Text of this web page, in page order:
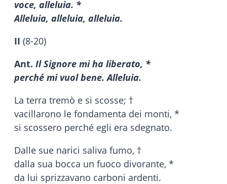
voce, alleluia. *
Alleluia, alleluia, alleluia.
II (8-20)
Ant. Il Signore mi ha liberato, *
perché mi vuol bene. Alleluia.
La terra tremò e si scosse; †
vacillarono le fondamenta dei monti, *
si scossero perché egli era sdegnato.
Dalle sue narici saliva fumo, †
dalla sua bocca un fuoco divorante, *
da lui sprizzavano carboni ardenti.